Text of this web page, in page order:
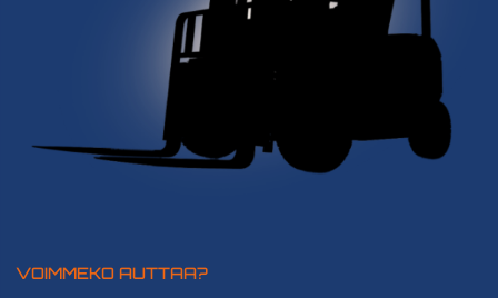
VOIMMEKO AUTTAA?